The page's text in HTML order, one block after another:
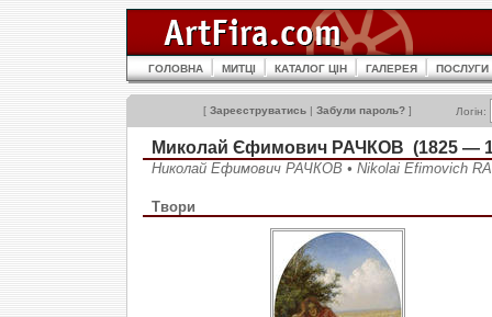
ГОЛОВНА МИТЦІ КАТАЛОГ ЦІН ГАЛЕРЕЯ ПОСЛУГИ
[ Зареєструватись | Забули пароль? ] Логін:
Миколай Єфимович РАЧКОВ (1825 —
Николай Ефимович РАЧКОВ • Nikolai Efimovich
Твори